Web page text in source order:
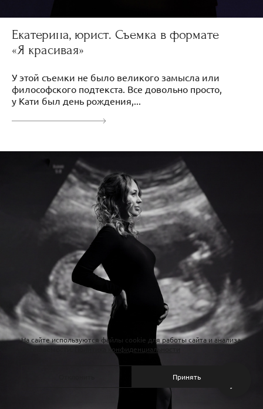
Екатерина, юрист. Съемка в формате
«Я красивая»
У этой съемки не было великого замысла или
философского подтекста. Все довольно просто,
у Кати был день рождения,...
На сайте используются файлы cookie для работы сайта и анализа
Политика конфиденциальности
Принять